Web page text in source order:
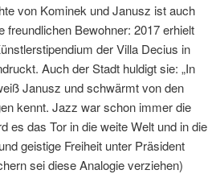
von Kominek und Janusz ist auch
freundlichen Bewohner: 2017 erhielt
der Villa Decius in
Auch der Stadt huldigt sie: „In
Janusz und schwärmt von den
kennt. Jazz war schon immer die
es das Tor in die weite Welt und in die
geistige Freiheit unter Präsident
sei diese Analogie verziehen)